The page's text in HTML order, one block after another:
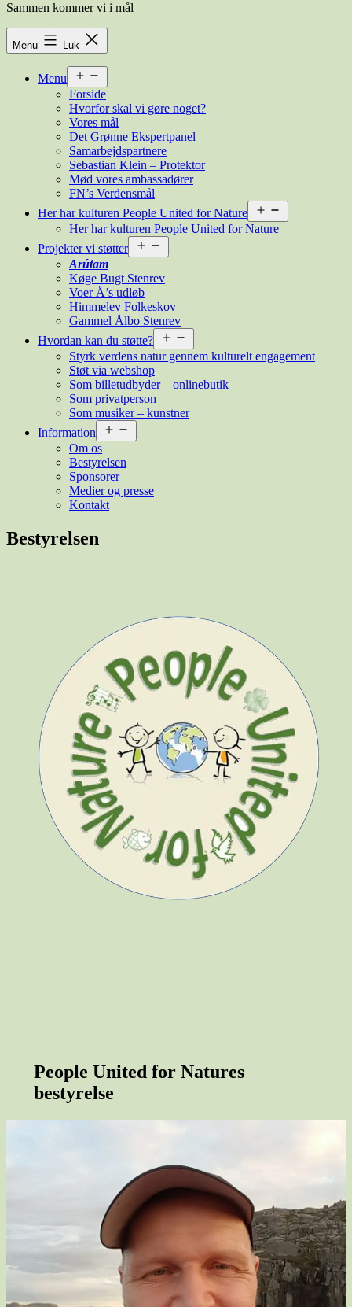
Sammen kommer vi i mål
Menu Luk
Menu
menu
Forside
Hvorfor skal vi gøre noget?
Vores mål
Det Grønne Ekspertpanel
Samarbejdspartnere
Sebastian Klein – Protektor
Mød vores ambassadører
FN’s Verdensmål
Her har kulturen People United for Nature
menu
Her har kulturen People United for Nature
Projekter vi støtter
menu
Arútam
Køge Bugt Stenrev
Voer Å’s udløb
Himmelev Folkeskov
Gammel Ålbo Stenrev
Hvordan kan du støtte?
menu
Styrk verdens natur gennem kulturelt engagement
Støt via webshop
Som billetudbyder – onlinebutik
Som privatperson
Som musiker – kunstner
Information
menu
Om os
Bestyrelsen
Sponsorer
Medier og presse
Kontakt
Bestyrelsen
People United for Natures
bestyrelse